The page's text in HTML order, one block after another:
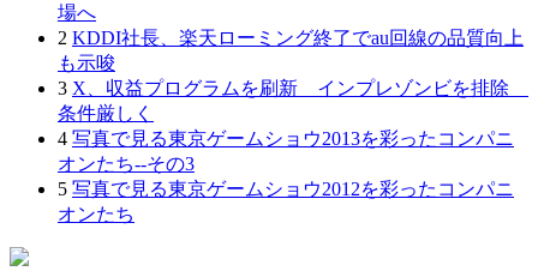
場へ
2 KDDI社長、楽天ローミング終了でau回線の品質向上
も示唆
3 X、収益プログラムを刷新 インプレゾンビを排除
条件厳しく
4 写真で見る東京ゲームショウ2013を彩ったコンパニ
オンたち--その3
5 写真で見る東京ゲームショウ2012を彩ったコンパニ
オンたち